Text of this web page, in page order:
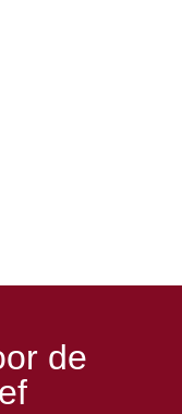
de